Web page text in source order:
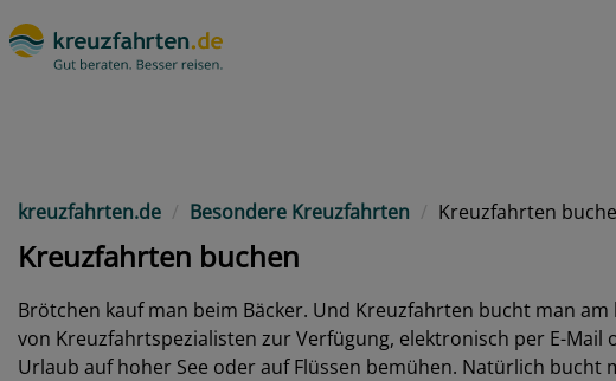
kreuzfahrten.de Besondere Kreuzfahrten Kreuzfahrten
Kreuzfahrten buchen
Brötchen kauf man beim Bäcker. Und Kreuzfahrten bucht man
von Kreuzfahrtspezialisten zur Verfügung, elektronisch per E-
Urlaub auf hoher See oder auf Flüssen bemühen. Natürlich